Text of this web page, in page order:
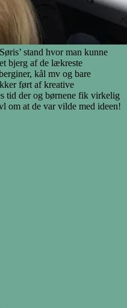
stand hvor man kunne
bjerg af de lækreste
kål mv og bare
ført af kreative
tid der og børnene fik virkelig
om at de var vilde med ideen!